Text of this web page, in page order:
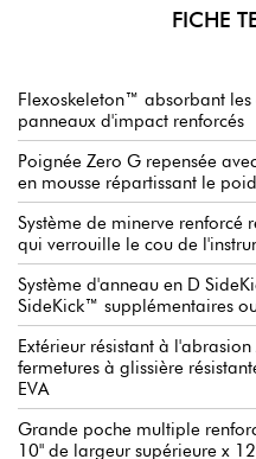
FICHE
Flexoskeleton™ absorbant les
panneaux d'impact renforcés
Poignée Zero G repensée
en mousse répartissant le
Système de minerve
qui verrouille le cou de
Système d'anneau en D
SideKick™ supplémentaires
Extérieur résistant à
fermetures à glissière
EVA
Grande poche multiple
10" de largeur supérieure x